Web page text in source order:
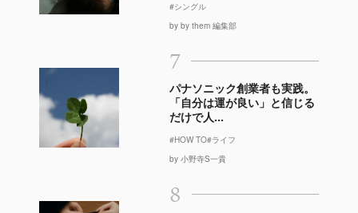
#シングル
by by them 編集部
7
パナソニック創業者も実践。
「自分は運が良い」と信じる
だけで人...
#HOW TO#ライフ
by 小野寺S一貴
8